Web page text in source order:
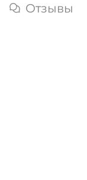
Отзывы